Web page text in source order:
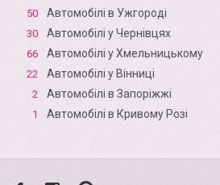
50 Автомобілі в Ужгороді
30 Автомобілі у Чернівцях
66 Автомобілі у Хмельницькому
22 Автомобілі у Вінниці
2 Автомобілі в Запоріжжі
1 Автомобілі в Кривому Розі